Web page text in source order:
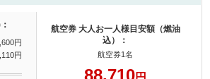
円
円
航空券 大人お一人様目安額（燃油
込）：
航空券1名